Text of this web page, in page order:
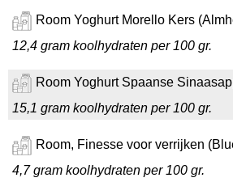
Room Yoghurt Morello Kers
12,4 gram koolhydraten per 100 gr.
Room Yoghurt Spaanse
15,1 gram koolhydraten per 100 gr.
Room, Finesse voor verrijken
4,7 gram koolhydraten per 100 gr.